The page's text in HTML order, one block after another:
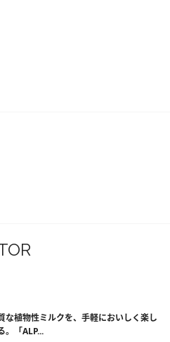
な植物性ミルクを、手軽においしく楽し
。「ALP...